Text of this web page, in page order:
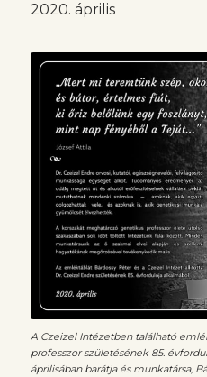
2020. április
A Czeizel Intézetben található
professzor születésének 85.
áprilisában barátja és munkatársa,